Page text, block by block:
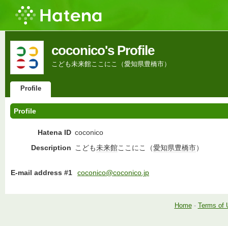
coconico's Profile
こども未来館ここにこ（愛知県豊橋市）
Profile
Profile
Hatena ID coconico
Description こども未来館ここにこ（愛知県豊橋市）
E-mail address #1 coconico@coconico.jp
Home- Terms of